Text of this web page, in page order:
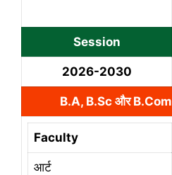
Session
2026-2030
B.A, B.Sc और B.Com
Faculty
आर्ट